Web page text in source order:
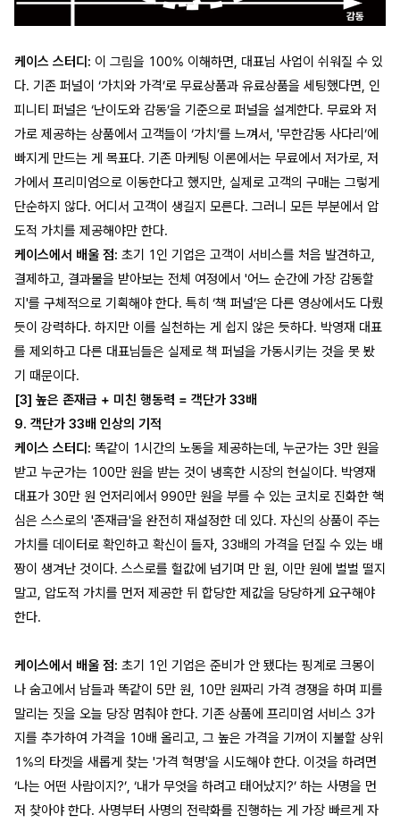
케이스 스터디: 이 그림을 100% 이해하면, 대표님 사업이 쉬워질 수 있
다. 기존 퍼널이 ‘가치와 가격’로 무료상품과 유료상품을 세팅했다면, 인
피니티 퍼널은 ‘난이도와 감동’을 기준으로 퍼널을 설계한다. 무료와 저
가로 제공하는 상품에서 고객들이 ‘가치’를 느껴서, '무한감동 사다리’에
빠지게 만드는 게 목표다. 기존 마케팅 이론에서는 무료에서 저가로, 저
가에서 프리미엄으로 이동한다고 했지만, 실제로 고객의 구매는 그렇게
단순하지 않다. 어디서 고객이 생길지 모른다. 그러니 모든 부분에서 압
도적 가치를 제공해야만 한다.
케이스에서 배울 점: 초기 1인 기업은 고객이 서비스를 처음 발견하고,
결제하고, 결과물을 받아보는 전체 여정에서 '어느 순간에 가장 감동할
지'를 구체적으로 기획해야 한다. 특히 ‘책 퍼널’은 다른 영상에서도 다뤘
듯이 강력하다. 하지만 이를 실천하는 게 쉽지 않은 듯하다. 박영재 대표
를 제외하고 다른 대표님들은 실제로 책 퍼널을 가동시키는 것을 못 봤
기 때문이다.
[3] 높은 존재급 + 미친 행동력 = 객단가 33배
9. 객단가 33배 인상의 기적
케이스 스터디: 똑같이 1시간의 노동을 제공하는데, 누군가는 3만 원을
받고 누군가는 100만 원을 받는 것이 냉혹한 시장의 현실이다. 박영재
대표가 30만 원 언저리에서 990만 원을 부를 수 있는 코치로 진화한 핵
심은 스스로의 '존재급'을 완전히 재설정한 데 있다. 자신의 상품이 주는
가치를 데이터로 확인하고 확신이 들자, 33배의 가격을 던질 수 있는 배
짱이 생겨난 것이다. 스스로를 헐값에 넘기며 만 원, 이만 원에 벌벌 떨지
말고, 압도적 가치를 먼저 제공한 뒤 합당한 제값을 당당하게 요구해야
한다.
케이스에서 배울 점: 초기 1인 기업은 준비가 안 됐다는 핑계로 크몽이
나 숨고에서 남들과 똑같이 5만 원, 10만 원짜리 가격 경쟁을 하며 피를
말리는 짓을 오늘 당장 멈춰야 한다. 기존 상품에 프리미엄 서비스 3가
지를 추가하여 가격을 10배 올리고, 그 높은 가격을 기꺼이 지불할 상위
1%의 타겟을 새롭게 찾는 '가격 혁명'을 시도해야 한다. 이것을 하려면
‘나는 어떤 사람이지?’, ‘내가 무엇을 하려고 태어났지?’ 하는 사명을 먼
저 찾아야 한다. 사명부터 사명의 전략화를 진행하는 게 가장 빠르게 자